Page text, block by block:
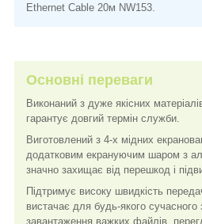
Ethernet Cable 20м NW153.
Основні переваги
Виконаний з дуже якісних
гарантує довгий термін служби.
Виготовлений з 4-х мідних
додатковим екрануючим шаром з
значно захищає від перешкод і
Підтримує високу швидкість
вистачає для будь-якого
завантаження важких файлів,